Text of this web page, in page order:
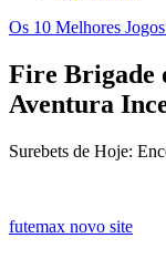
Os 10 Melhores
Fire Brigade
Aventura
Surebets de Hoje:
futemax novo site